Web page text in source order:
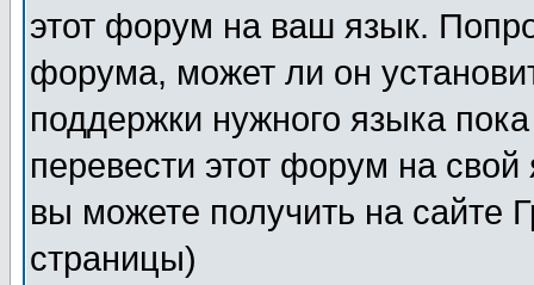
этот форум на ваш язык.
форума, может ли он
поддержки нужного языка
перевести этот форум на
вы можете получить на сайте
страницы)